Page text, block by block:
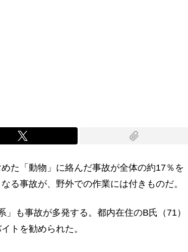
た「動物」に絡んだ事故が全体の約17％を
る事故が、野外での作業には付きものだ。
も事故が多発する。都内在住のB氏（71）
トを勧められた。